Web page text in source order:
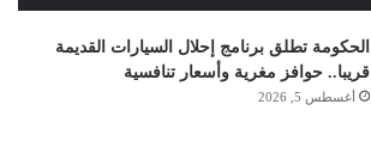
الحكومة تطلق برنامج إحلال السيارات القديمة
قريبا.. حوافز مغرية وأسعار تنافسية
أغسطس 5, 2026